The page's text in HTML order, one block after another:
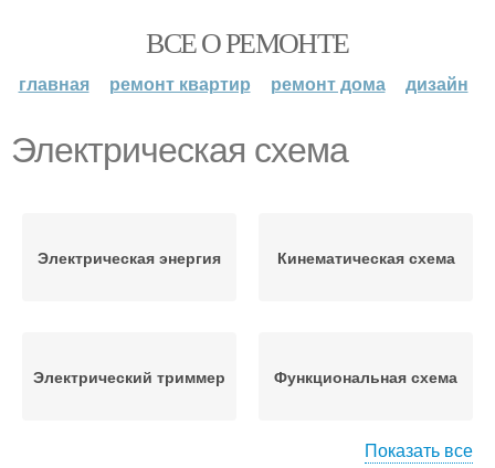
ВСЕ О РЕМОНТЕ
главная ремонт квартир ремонт дома дизайн
Электрическая схема
Электрическая энергия Кинематическая схема
Электрический триммер Функциональная схема
Показать все